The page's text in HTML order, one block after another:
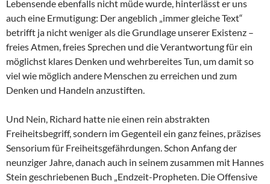
Lebensende ebenfalls nicht müde wurde, hinterlässt er uns
auch eine Ermutigung: Der angeblich „immer gleiche Text“
betrifft ja nicht weniger als die Grundlage unserer Existenz –
freies Atmen, freies Sprechen und die Verantwortung für ein
möglichst klares Denken und wehrbereites Tun, um damit so
viel wie möglich andere Menschen zu erreichen und zum
Denken und Handeln anzustiften.
Und Nein, Richard hatte nie einen rein abstrakten
Freiheitsbegriff, sondern im Gegenteil ein ganz feines, präzises
Sensorium für Freiheitsgefährdungen. Schon Anfang der
neunziger Jahre, danach auch in seinem zusammen mit Hannes
Stein geschriebenen Buch „Endzeit-Propheten. Die Offensive